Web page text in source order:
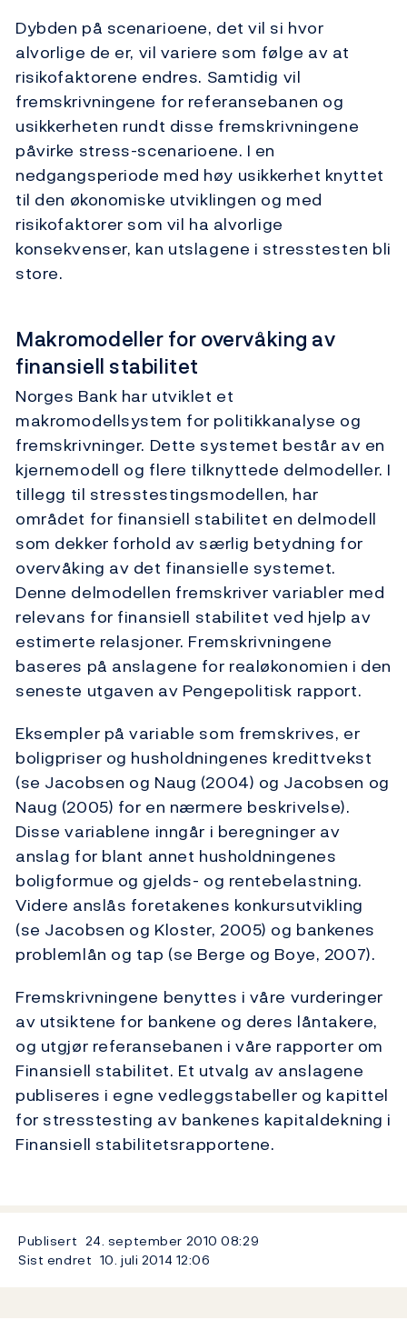
Dybden på scenarioene, det vil si hvor
alvorlige de er, vil variere som følge av at
risikofaktorene endres. Samtidig vil
fremskrivningene for referansebanen og
usikkerheten rundt disse fremskrivningene
påvirke stress-scenarioene. I en
nedgangsperiode med høy usikkerhet knyttet
til den økonomiske utviklingen og med
risikofaktorer som vil ha alvorlige
konsekvenser, kan utslagene i stresstesten bli
store.
Makromodeller for overvåking av
finansiell stabilitet
Norges Bank har utviklet et
makromodellsystem for politikkanalyse og
fremskrivninger. Dette systemet består av en
kjernemodell og flere tilknyttede delmodeller. I
tillegg til stresstestingsmodellen, har
området for finansiell stabilitet en delmodell
som dekker forhold av særlig betydning for
overvåking av det finansielle systemet.
Denne delmodellen fremskriver variabler med
relevans for finansiell stabilitet ved hjelp av
estimerte relasjoner. Fremskrivningene
baseres på anslagene for realøkonomien i den
seneste utgaven av Pengepolitisk rapport.
Eksempler på variable som fremskrives, er
boligpriser og husholdningenes kredittvekst
(se Jacobsen og Naug (2004) og Jacobsen og
Naug (2005) for en nærmere beskrivelse).
Disse variablene inngår i beregninger av
anslag for blant annet husholdningenes
boligformue og gjelds- og rentebelastning.
Videre anslås foretakenes konkursutvikling
(se Jacobsen og Kloster, 2005) og bankenes
problemlån og tap (se Berge og Boye, 2007).
Fremskrivningene benyttes i våre vurderinger
av utsiktene for bankene og deres låntakere,
og utgjør referansebanen i våre rapporter om
Finansiell stabilitet. Et utvalg av anslagene
publiseres i egne vedleggstabeller og kapittel
for stresstesting av bankenes kapitaldekning i
Finansiell stabilitetsrapportene.
Publisert 24. september 201008:29
Sist endret 10. juli 2014 12:06